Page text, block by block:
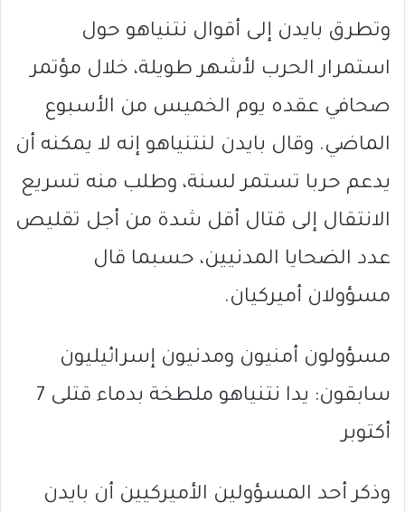
وتطرق بايدن إلى أقوال نتنياهو حول
استمرار الحرب لأشهر طويلة، خلال مؤتمر
صحافي عقده يوم الخميس من الأسبوع
الماضي. وقال بايدن لنتنياهو إنه لا يمكنه أن
يدعم حربا تستمر لسنة، وطلب منه تسريع
الانتقال إلى قتال أقل شدة من أجل تقليص
عدد الضحايا المدنيين، حسبما قال
مسؤولان أميركيان.
مسؤولون أمنيون ومدنيون إسرائيليون
سابقون: يدا نتنياهو ملطخة بدماء قتلى 7
أكتوبر
وذكر أحد المسؤولين الأميركيين أن بايدن